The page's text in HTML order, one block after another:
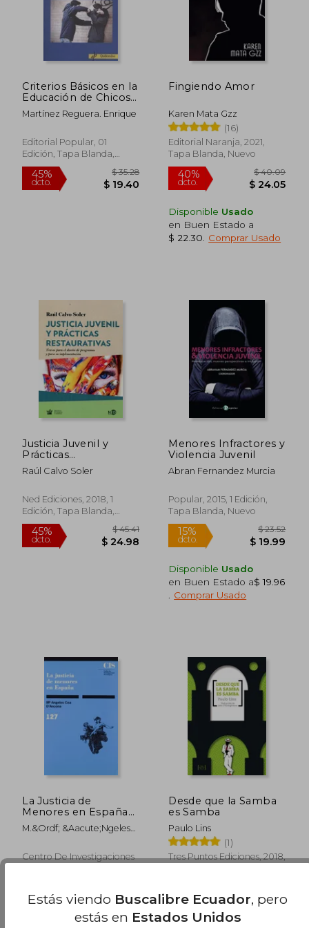
Criterios Básicos en la
Educación de Chicos
Rebeldes
Martínez Reguera. Enrique
Editorial Popular, 01
Edición, Tapa Blanda,
Nuevo
Fingiendo Amor
Karen Mata Gzz
(16)
Editorial Naranja, 2021,
Tapa Blanda, Nuevo
Disponible Usado
en Buen Estado a
$ 22.30
Comprar Usado
Justicia Juvenil y
Prácticas
Restaurativas: Trazos
Para el Diseño de
Implementación
Raúl Calvo Soler
Ned Ediciones, 2018, 1
Edición, Tapa Blanda,
Nuevo
45%
$ 24.98
Menores Infractores y
Violencia Juvenil
Abran Fernandez Murcia
Popular, 2015, 1 Edición,
Tapa Blanda, Nuevo
15%
dcto.
Disponible Usado
en Buen Estado a$ 19.96
Comprar Usado
La Justicia de
Menores en España
(Monografías)
M.&Ordf; &Aacute;Ngeles
Centro De Investigaciones
Desde que la Samba
es Samba
Paulo Lins
(1)
Tres Puntos Ediciones, 2018,
Estás viendo Buscalibre Ecuador, pero
estás en Estados Unidos